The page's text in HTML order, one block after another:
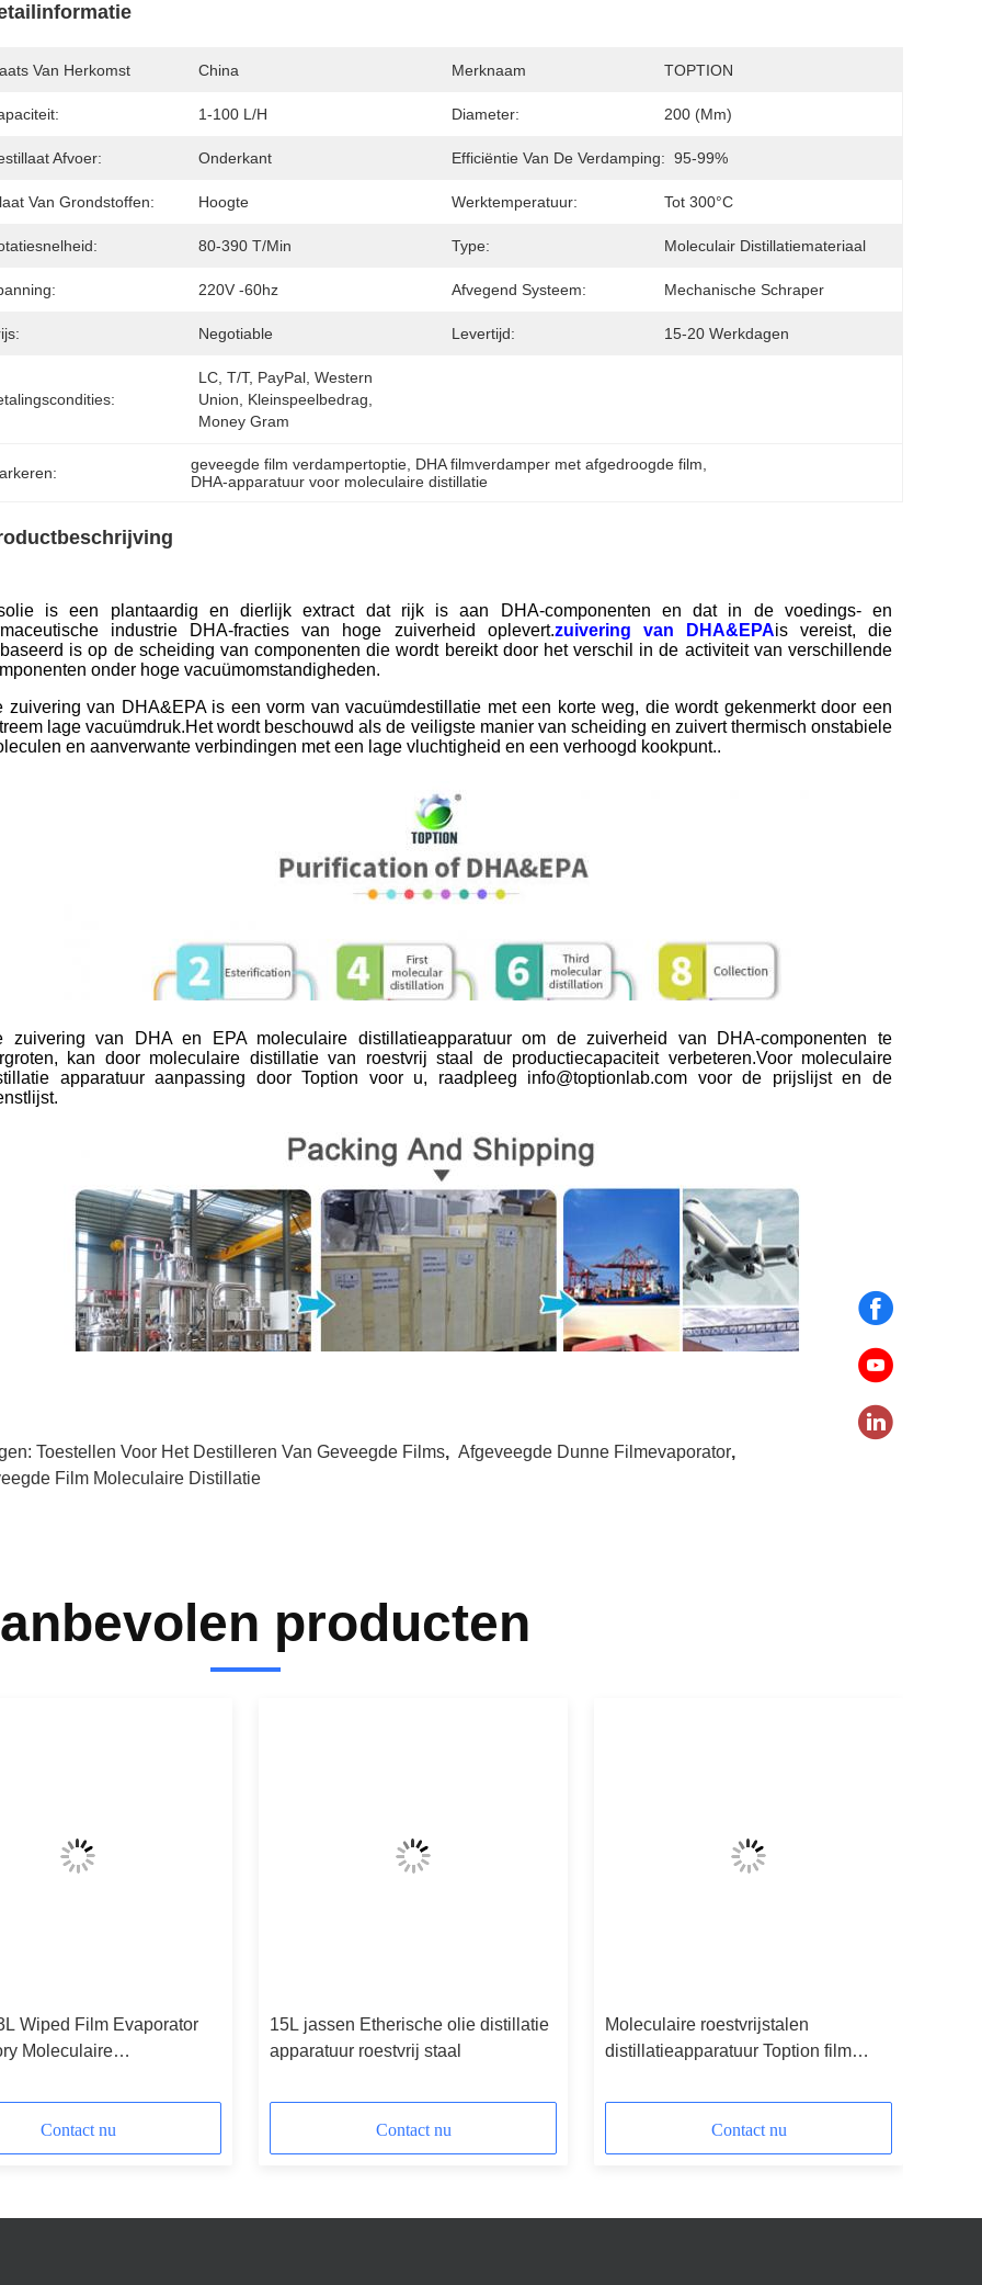
Van Herkomst China Merknaam TOPTION
1-100 L/h Diameter: 200 (mm)
Afvoer: Onderkant Efficiëntie Van De Verdamping: 95-99%
Van Grondstoffen: Hoogte Werktemperatuur: Tot 300°C
80-390 T/min Type: Moleculair Distillatiemateriaal
220V -60hz Afvegend Systeem: Mechanische Schraper
Negotiable Levertijd: 15-20 Werkdagen
LC, T/T, PayPal, Western
Union, Kleinspeelbedrag,
Money Gram
geveegde film verdampertoptie DHA filmverdamper met afgedroogde film
DHA-apparatuur voor moleculaire distillatie
is een plantaardig en dierlijk extract dat rijk is aan DHA-componenten en dat in de voedings- en
industrie DHA-fracties van hoge zuiverheid oplevert.zuivering van DHA&EPAis vereist, die
is op de scheiding van componenten die wordt bereikt door het verschil in de activiteit van verschillende
onder hoge vacuümomstandigheden.
zuivering van DHA&EPA is een vorm van vacuümdestillatie met een korte weg, die wordt gekenmerkt door een
lage vacuümdruk.Het wordt beschouwd als de veiligste manier van scheiding en zuivert thermisch onstabiele
en aanverwante verbindingen met een lage vluchtigheid en een verhoogd kookpunt..
zuivering van DHA en EPA moleculaire distillatieapparatuur om de zuiverheid van DHA-componenten te
kan door moleculaire distillatie van roestvrij staal de productiecapaciteit verbeteren.Voor moleculaire
apparatuur aanpassing door Toption voor u, raadpleeg info@toptionlab.com voor de prijslijst en de
Toestellen Voor Het Destilleren Van Geveegde Films, Afgeveegde Dunne Filmevaporator,
Film Moleculaire Distillatie
producten
Wiped Film Evaporator
Moleculaire
Contact nu
15L jassen Etherische olie distillatie
apparatuur roestvrij staal
Contact nu
Moleculaire roestvrijstalen
distillatieapparatuur Toption film
Contact nu